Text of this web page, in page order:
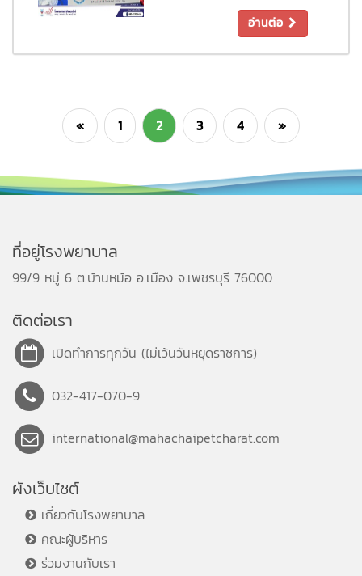
พบกับกิจกรรมประชุมผู้สูง
อายุ ชมรมผู้สูงอายุโรง
พยาบาลมหาชัยเพชรรัชต์
มิถุนายน 2569 เวลา 09.00
- 12.00 น.
ชรัน 2026” ณ บริเวณหาด
ทรายหน้าโรงแรมลองบีชชะอำ
พยาบาลฉุกเฉิน เพื่อดูแลผู้เข้า
ร่วมกิจกรรมตลอดงาน ให้ทุก
คนได้วิ่งอย่างมั่นใจและ
งานและผู้เข้าร่วมกิจกรรมทุก
ห่วงใย ใส่ใจในสุขภาพ
อ่านต่อ
« 1 2 3 4 »
ที่อยู่โรงพยาบาล
99/9 หมู่ 6 ต.บ้านหม้อ อ.เมือง จ.เพชรบุรี 76000
ติดต่อเรา
เปิดทำการทุกวัน (ไม่เว้นวันหยุดราชการ)
032-417-070-9
international@mahachaipetcharat.com
ผังเว็บไซต์
เกี่ยวกับโรงพยาบาล
คณะผู้บริหาร
ร่วมงานกับเรา